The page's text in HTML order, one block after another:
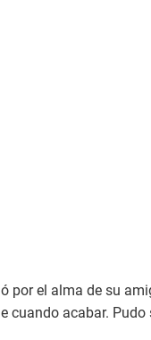
por el alma de su
cuando acabar.